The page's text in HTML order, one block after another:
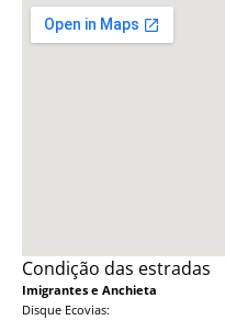
Condição das estradas
Imigrantes e Anchieta
Disque Ecovias: